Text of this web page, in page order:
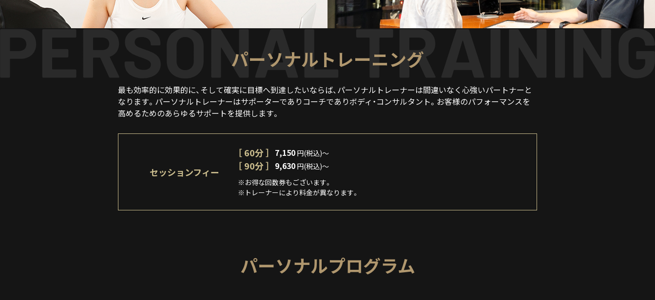
パーソナルトレーニング
最も効率的に効果的に、そして確実に目標へ到達したいならば、パーソナルトレーナーは間違いなく心強いパートナーと
なります。パーソナルトレーナーはサポーターでありコーチでありボディ・コンサルタント。お客様のパフォーマンスを
高めるためのあらゆるサポートを提供します。
セッションフィー
［ 60分 ］ 7,150 円(税込)～
［ 90分 ］ 9,630 円(税込)～
※お得な回数券もございます。
※トレーナーにより料金が異なります。
パーソナルプログラム